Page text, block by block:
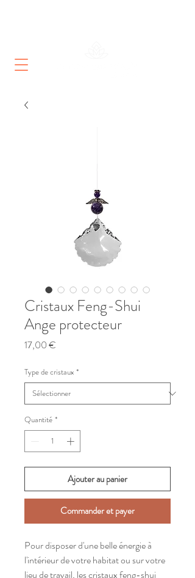
Cristaux Feng-Shui
Ange protecteur
17,00 €
Type de cristaux *
Quantité *
Ajouter au panier
Commander et payer
Pour disposer d'une belle énergie à
l'intérieur de votre habitat ou sur votre
lieu de travail, les cristaux feng-shui